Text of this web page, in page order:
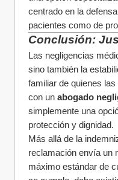
centrado en la
pacientes como de
Conclusión:
Las negligencias
sino también la
familiar de quienes
con un abogado
simplemente una
protección y dignidad.
Más allá de la
reclamación envía un
máximo estándar de